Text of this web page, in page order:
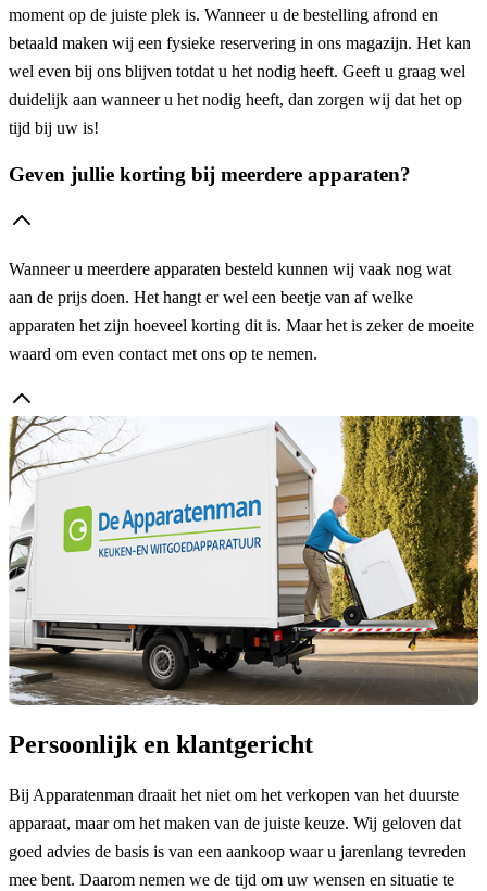
moment op de juiste plek is. Wanneer u de bestelling afrond en
betaald maken wij een fysieke reservering in ons magazijn. Het kan
wel even bij ons blijven totdat u het nodig heeft. Geeft u graag wel
duidelijk aan wanneer u het nodig heeft, dan zorgen wij dat het op
tijd bij uw is!
Geven jullie korting bij meerdere apparaten?
Wanneer u meerdere apparaten besteld kunnen wij vaak nog wat
aan de prijs doen. Het hangt er wel een beetje van af welke
apparaten het zijn hoeveel korting dit is. Maar het is zeker de moeite
waard om even contact met ons op te nemen.
Persoonlijk en klantgericht
Bij Apparatenman draait het niet om het verkopen van het duurste
apparaat, maar om het maken van de juiste keuze. Wij geloven dat
goed advies de basis is van een aankoop waar u jarenlang tevreden
mee bent. Daarom nemen we de tijd om uw wensen en situatie te